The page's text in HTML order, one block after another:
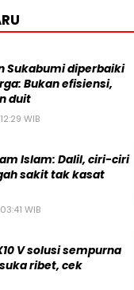
Sukabumi diperbaiki
Bukan efisiensi,
duit
WIB
Islam: Dalil, ciri-ciri
sakit tak kasat
WIB
V solusi sempurna
ribet, cek